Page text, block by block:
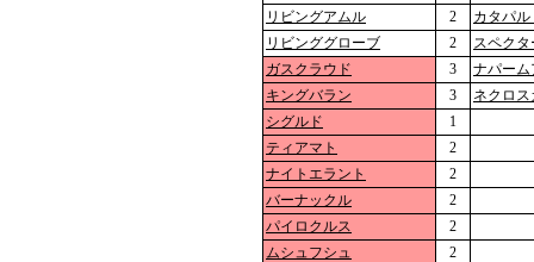
リビングアムル
2
カタパル
リビンググローブ
2
スペク
ガスクラウド
3
ナパーム
キングバラン
3
ネクロ
シグルド
1
ティアマト
2
ナイトエラント
2
バーナックル
2
パイロクルス
2
ムシュフシュ
2